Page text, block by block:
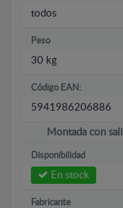
todos
Peso
30 kg
Código EAN:
5941986206886
Montada con
Disponibilidad
En stock
Fabricante